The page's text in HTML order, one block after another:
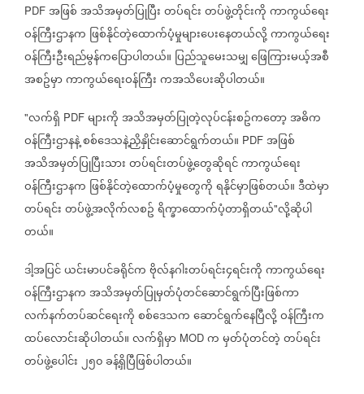
PDF အဖြစ်အသိအမှတ်ပြုပြီးတပ်ရင်းတပ်ဖွဲ့တိုင်းကိုကာကွယ်ရေး
ဝန်ကြီးဌာနက ဖြစ်နိုင်တဲ့ထောက်ပံ့မှုများပေးနေတယ်လို့ကာကွယ်ရေး
ဝန်ကြီးဦးရည်မွန်ကပြောပါတယ်။ ပြည်သူမေးသမျှဖြေကြားမယ့်အစီ
အစဥ်မှာကာကွယ်ရေးဝန်ကြီးကအသိပေးဆိုပါတယ်။
"လက်ရှိ PDF များကိုအသိအမှတ်ပြုတဲ့လုပ်ငန်းစဥ်ကတော့အဓိက
ဝန်ကြီးဌာနနဲ့စစ်ဒေသနဲ့ညှိနှိုင်းဆောင်ရွက်တယ်။ PDF အဖြစ်
အသိအမှတ်ပြုပြီးသားတပ်ရင်းတပ်ဖွဲ့တွေဆိုရင်ကာကွယ်ရေး
ဝန်ကြီးဌာနက ဖြစ်နိုင်တဲ့ထောက်ပံ့မှုတွေကိုရနိုင်မှာဖြစ်တယ်။ဒီထဲမှာ
တပ်ရင်းတပ်ဖွဲ့အလိုက်လစဥ်ရိက္ခာထောက်ပံ့တာရှိတယ်"လို့ဆိုပါ
တယ်။
ဒါ့အပြင်ယင်းမာပင်ခရိုင်ကဗိုလ်နဂါးတပ်ရင်း၄ရင်းကိုကာကွယ်ရေး
ဝန်ကြီးဌာနကအသိအမှတ်ပြုမှတ်ပုံတင်ဆောင်ရွက်ပြီးဖြစ်ကာ
လက်နက်တပ်ဆင်ရေးကိုစစ်ဒေသကဆောင်ရွက်နေပြီလို့ဝန်ကြီးက
ထပ်လောင်းဆိုပါတယ်။လက်ရှိမှာ MOD ကမှတ်ပုံတင်တဲ့တပ်ရင်း
တပ်ဖွဲ့ပေါင်း၂၅၀ခန့်ရှိပြီဖြစ်ပါတယ်။